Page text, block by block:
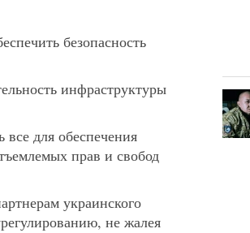
безопасность
инфраструктуры
для обеспечения
прав и свобод
украинского
не жалея